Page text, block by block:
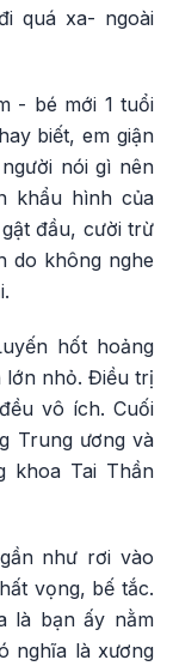
quá xa- ngoài
- bé mới 1 tuổi
biết, em giận
nói gì nên
khẩu hình của
đầu, cười trừ
do không nghe
hốt hoảng
lớn nhỏ. Điều trị
vô ích. Cuối
Trung ương và
khoa Tai Thần
như rơi vào
vọng, bế tắc.
là bạn ấy nằm
nghĩa là xương